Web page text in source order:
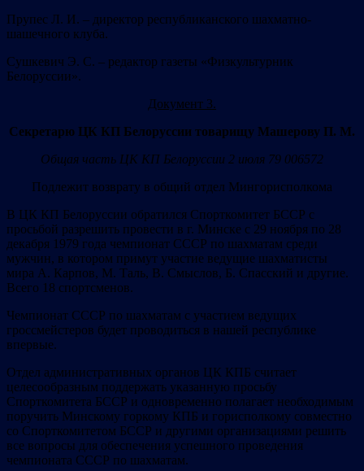
Прупес Л. И. – директор республиканского шахматно-
шашечного клуба.
Сушкевич Э. С. – редактор газеты «Физкультурник
Белоруссии».
Документ 3.
Секретарю ЦК КП Белоруссии товарищу Машерову П. М.
Общая часть ЦК КП Белоруссии 2 июля 79 006572
Подлежит возврату в общий отдел Мингорисполкома
В ЦК КП Белоруссии обратился Спорткомитет БССР с
просьбой разрешить провести в г. Минске с 29 ноября по 28
декабря 1979 года чемпионат СССР по шахматам среди
мужчин, в котором примут участие ведущие шахматисты
мира А. Карпов, М. Таль, В. Смыслов, Б. Спасский и другие.
Всего 18 спортсменов.
Чемпионат СССР по шахматам с участием ведущих
гроссмейстеров будет проводиться в нашей республике
впервые.
Отдел административных органов ЦК КПБ считает
целесообразным поддержать указанную просьбу
Спорткомитета БССР и одновременно полагает необходимым
поручить Минскому горкому КПБ и горисполкому совместно
со Спорткомитетом БССР и другими организациями решить
все вопросы для обеспечения успешного проведения
чемпионата СССР по шахматам.